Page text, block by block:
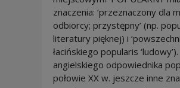
znaczenia: ‘przeznaczony dla
odbiorcy; przystępny’ (np.
literatury pięknej) i
łacińskiego popularis
angielskiego odpowiednika
połowie XX w. jeszcze inne